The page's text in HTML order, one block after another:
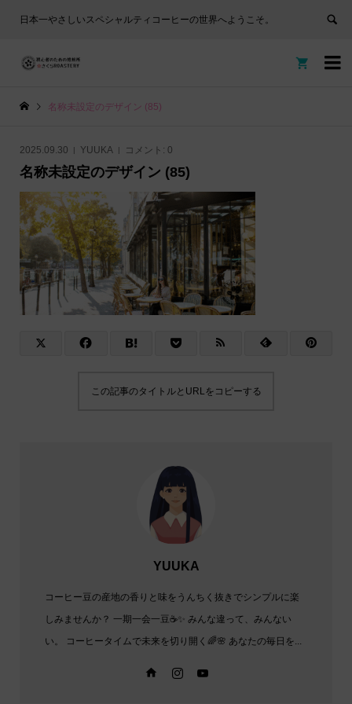
日本一やさしいスペシャルティコーヒーの世界へようこそ。


名称未設定のデザイン (85)
2025.09.30 YUUKA コメント: 0
名称未設定のデザイン (85)
この記事のタイトルとURLをコピーする
YUUKA
コーヒー豆の産地の香りと味をうんちく抜きでシンプルに楽
しみませんか？ 一期一会一豆☕✨️ みんな違って、みんない
い。 コーヒータイムで未来を切り開く🌈🌸 あなたの毎日を...